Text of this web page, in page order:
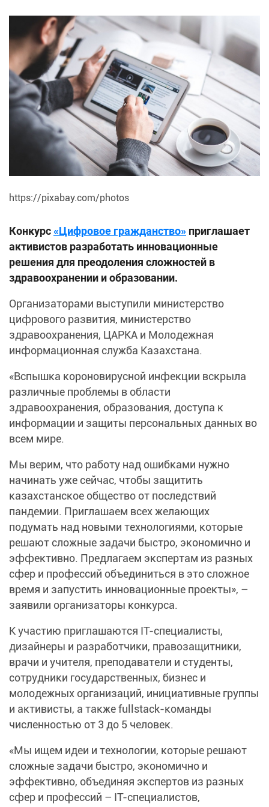
https://pixabay.com/photos
Конкурс«Цифровое гражданство» приглашает
активистов разработать инновационные
решения для преодоления сложностей в
здравоохранении и образовании.
Организаторами выступили министерство
цифрового развития, министерство
здравоохранения, ЦАРКА и Молодежная
информационная служба Казахстана.
«Вспышка короновирусной инфекции вскрыла
различные проблемы в области
здравоохранения, образования, доступа к
информации и защиты персональных данных во
всем мире.
Мы верим, что работу над ошибками нужно
начинать уже сейчас, чтобы защитить
казахстанское общество от последствий
пандемии. Приглашаем всех желающих
подумать над новыми технологиями, которые
решают сложные задачи быстро, экономично и
эффективно. Предлагаем экспертам из разных
сфер и профессий объединиться в это сложное
время и запустить инновационные проекты», –
заявили организаторы конкурса.
К участию приглашаются IT-специалисты,
дизайнеры и разработчики, правозащитники,
врачи и учителя, преподаватели и студенты,
сотрудники государственных, бизнес и
молодежных организаций, инициативные группы
и активисты, а также fullstack-команды
численностью от 3 до 5 человек.
«Мы ищем идеи и технологии, которые решают
сложные задачи быстро, экономично и
эффективно, объединяя экспертов из разных
сфер и профессий – IT-специалистов,